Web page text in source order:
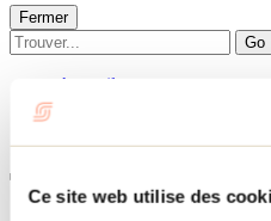
Ce site web utilise des
Fermer
Go
Accueil
TORO MICRO